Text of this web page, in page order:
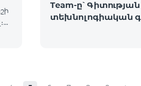
Team-ը՝
տեխնոլոգիական